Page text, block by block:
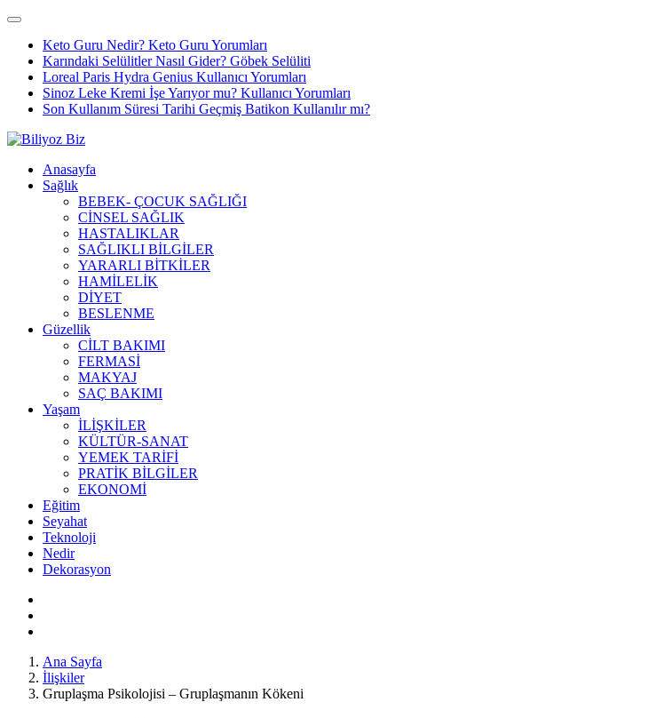
Keto Guru Nedir? Keto Guru Yorumları
Karındaki Selülitler Nasıl Gider? Göbek Selüliti
Loreal Paris Hydra Genius Kullanıcı Yorumları
Sinoz Leke Kremi İşe Yarıyor mu? Kullanıcı Yorumları
Son Kullanım Süresi Tarihi Geçmiş Batikon Kullanılır mı?
Anasayfa
Sağlık
BEBEK- ÇOCUK SAĞLIĞI
CİNSEL SAĞLIK
HASTALIKLAR
SAĞLIKLI BİLGİLER
YARARLI BİTKİLER
HAMİLELİK
DİYET
BESLENME
Güzellik
CİLT BAKIMI
FERMASİ
MAKYAJ
SAÇ BAKIMI
Yaşam
İLİŞKİLER
KÜLTÜR-SANAT
YEMEK TARİFİ
PRATİK BİLGİLER
EKONOMİ
Eğitim
Seyahat
Teknoloji
Nedir
Dekorasyon
Ana Sayfa
İlişkiler
Gruplaşma Psikolojisi – Gruplaşmanın Kökeni